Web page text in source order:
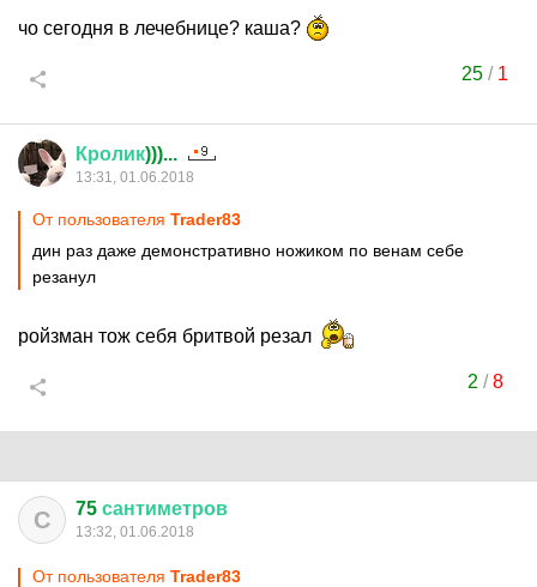
чо сегодня в лечебнице? каша?
25 / 1
Кролик)))...
13:31, 01.06.2018
От пользователя Trader83
дин раз даже демонстративно ножиком по венам себе
резанул
ройзман тож себя бритвой резал
2 /8
С 75 сантиметров
13:32, 01.06.2018
От пользователя Trader83